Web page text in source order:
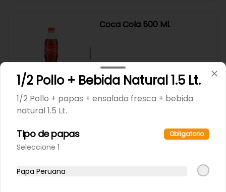
Coca Cola 500 Ml.
S/ 6.00
1/2 Pollo + Bebida Natural 1.5 Lt.
1/2 Pollo + papas + ensalada fresca + bebida
natural 1.5 Lt.
Tipo de papas Obligatorio
Seleccione 1
Papa Peruana